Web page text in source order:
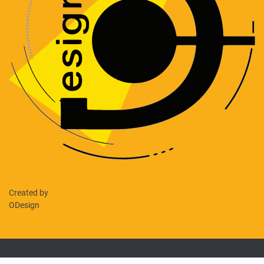
Created by
ODesign